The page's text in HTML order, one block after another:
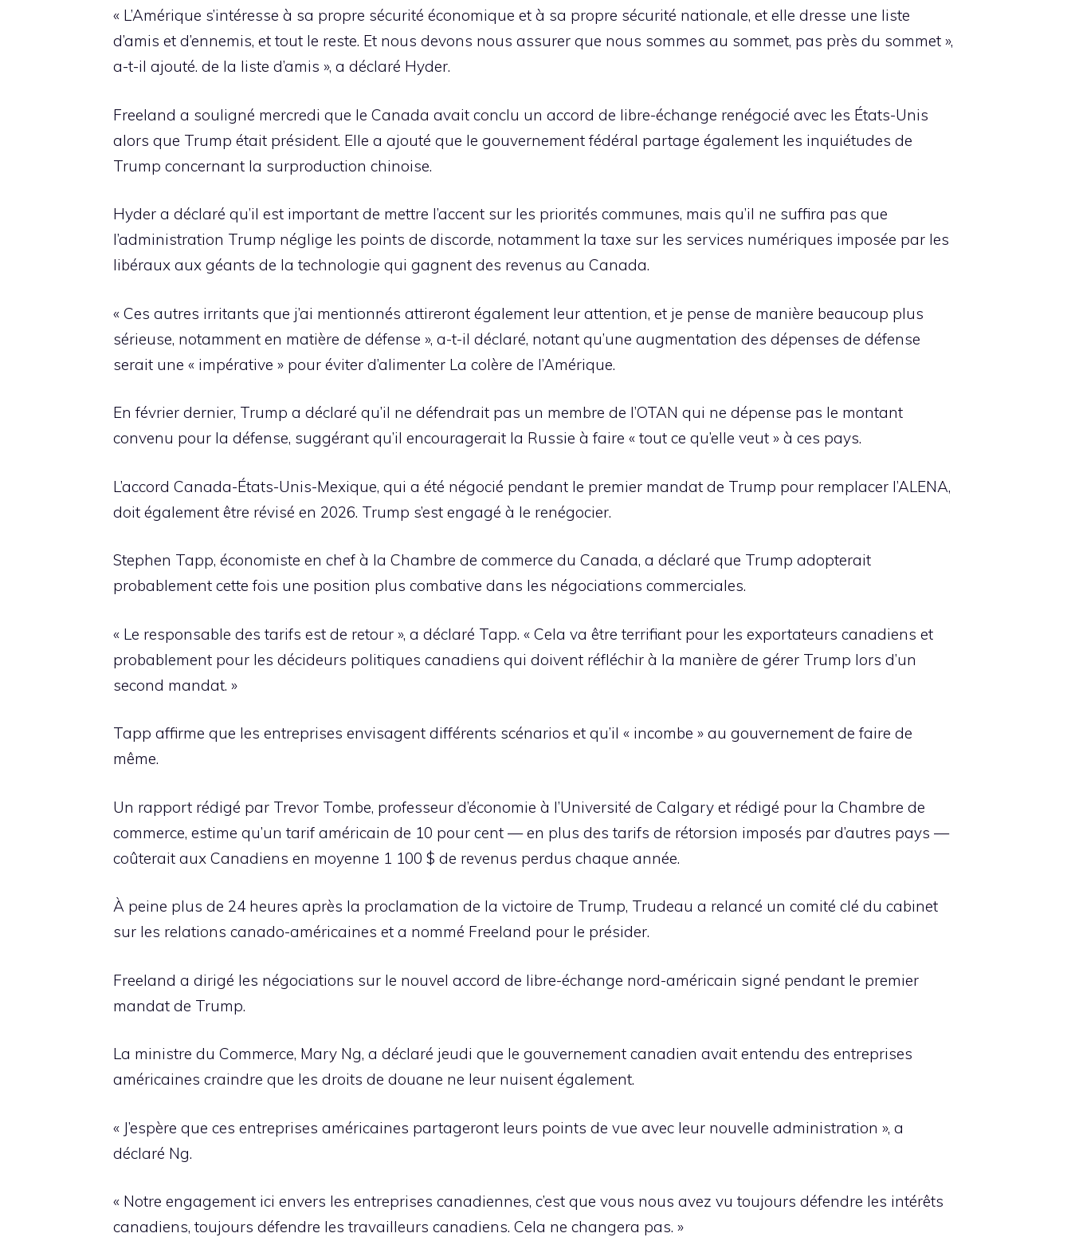
« L’Amérique s’intéresse à sa propre sécurité économique et à sa propre sécurité nationale, et elle dresse une liste
d’amis et d’ennemis, et tout le reste. Et nous devons nous assurer que nous sommes au sommet, pas près du sommet »,
a-t-il ajouté. de la liste d’amis », a déclaré Hyder.
Freeland a souligné mercredi que le Canada avait conclu un accord de libre-échange renégocié avec les États-Unis
alors que Trump était président. Elle a ajouté que le gouvernement fédéral partage également les inquiétudes de
Trump concernant la surproduction chinoise.
Hyder a déclaré qu’il est important de mettre l’accent sur les priorités communes, mais qu’il ne suffira pas que
l’administration Trump néglige les points de discorde, notamment la taxe sur les services numériques imposée par les
libéraux aux géants de la technologie qui gagnent des revenus au Canada.
« Ces autres irritants que j’ai mentionnés attireront également leur attention, et je pense de manière beaucoup plus
sérieuse, notamment en matière de défense », a-t-il déclaré, notant qu’une augmentation des dépenses de défense
serait une « impérative » pour éviter d’alimenter La colère de l’Amérique.
En février dernier, Trump a déclaré qu’il ne défendrait pas un membre de l’OTAN qui ne dépense pas le montant
convenu pour la défense, suggérant qu’il encouragerait la Russie à faire « tout ce qu’elle veut » à ces pays.
L’accord Canada-États-Unis-Mexique, qui a été négocié pendant le premier mandat de Trump pour remplacer l’ALENA,
doit également être révisé en 2026. Trump s’est engagé à le renégocier.
Stephen Tapp, économiste en chef à la Chambre de commerce du Canada, a déclaré que Trump adopterait
probablement cette fois une position plus combative dans les négociations commerciales.
« Le responsable des tarifs est de retour », a déclaré Tapp. « Cela va être terrifiant pour les exportateurs canadiens et
probablement pour les décideurs politiques canadiens qui doivent réfléchir à la manière de gérer Trump lors d’un
second mandat. »
Tapp affirme que les entreprises envisagent différents scénarios et qu’il « incombe » au gouvernement de faire de
même.
Un rapport rédigé par Trevor Tombe, professeur d’économie à l’Université de Calgary et rédigé pour la Chambre de
commerce, estime qu’un tarif américain de 10 pour cent — en plus des tarifs de rétorsion imposés par d’autres pays —
coûterait aux Canadiens en moyenne 1 100 $ de revenus perdus chaque année.
À peine plus de 24 heures après la proclamation de la victoire de Trump, Trudeau a relancé un comité clé du cabinet
sur les relations canado-américaines et a nommé Freeland pour le présider.
Freeland a dirigé les négociations sur le nouvel accord de libre-échange nord-américain signé pendant le premier
mandat de Trump.
La ministre du Commerce, Mary Ng, a déclaré jeudi que le gouvernement canadien avait entendu des entreprises
américaines craindre que les droits de douane ne leur nuisent également.
« J’espère que ces entreprises américaines partageront leurs points de vue avec leur nouvelle administration », a
déclaré Ng.
« Notre engagement ici envers les entreprises canadiennes, c’est que vous nous avez vu toujours défendre les intérêts
canadiens, toujours défendre les travailleurs canadiens. Cela ne changera pas. »